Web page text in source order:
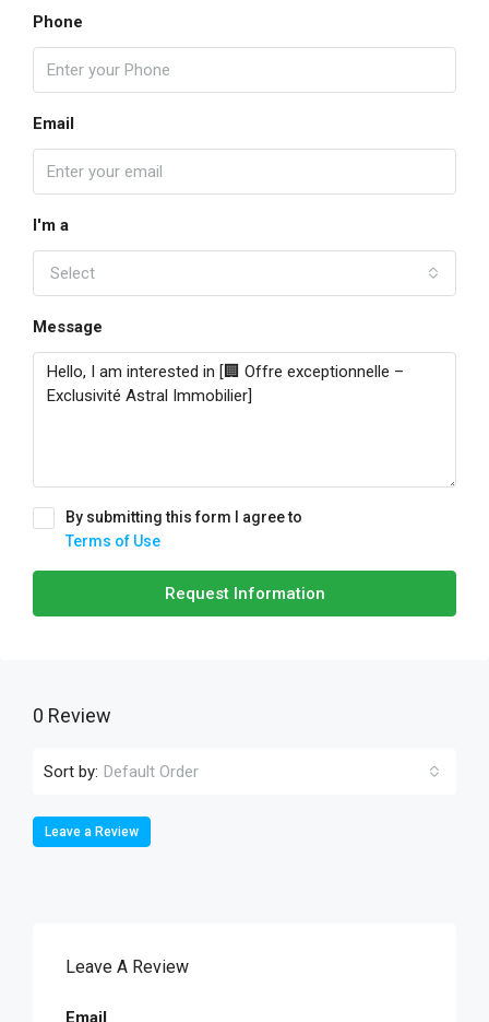
Phone
Email
I'm a
Select
Message
By submitting this form I agree to
Terms of Use
Request Information
0 Review
Sort by: Default Order
Leave a Review
Leave A Review
Email